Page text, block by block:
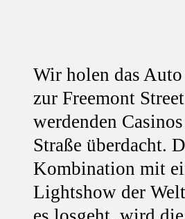
Wir holen das
zur Freemont
werdenden
Straße überdacht.
Kombination mit
Lightshow der